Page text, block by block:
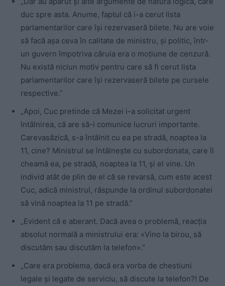
duc spre asta. Anume, faptul că i-a cerut lista
parlamentarilor care îşi rezervaseră bilete. Nu are voie
să facă aşa ceva în calitate de ministru, şi politic, într-
un guvern împotriva căruia era o moţiune de cenzură.
Nu există niciun motiv pentru care să fi cerut lista
parlamentarilor care îşi rezervaseră bilete pe cursele
respective.”
„Apoi, Cuc pretinde că Mezei i-a solicitat urgent
întâlnirea, că are să-i comunice lucruri importante.
Carevasăzică, s-a întâlnit cu ea pe stradă, noaptea la
11, cine? Ministrul se întâlneşte cu subordonata, care îl
cheamă ea, pe stradă, noaptea la 11, şi el vine. Un
individ atât de plin de el că se revarsă, cum este acest
Cuc, adică ministrul, răspunde la ordinul subordonatei
să vină noaptea la 11 pe stradă.”
„Evident că e aberant. Dacă avea o problemă, reacţia
absolut normală a ministrului era: «Vino la birou, să
discutăm sau discutăm la telefon».”
„Care era problema, dacă era vorba de chestiuni
legale şi legate de serviciu, să discute la telefon?! De